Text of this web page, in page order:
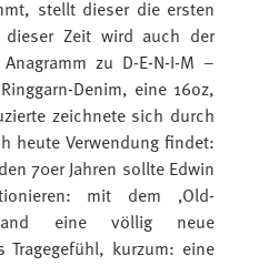
stellt dieser die ersten
Zeit wird auch der
zu D-E-N-I-M –
Denim, eine 16oz,
zeichnete sich durch
heute Verwendung findet:
70er Jahren sollte Edwin
mit dem ‚Old-
eine völlig neue
Tragegefühl, kurzum: eine